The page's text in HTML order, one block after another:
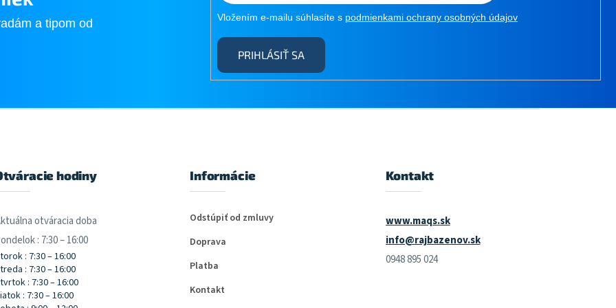
a tipom od
Vložením e-mailu súhlasíte s podmienkami ochrany osobných údajov
PRIHLÁSIŤ SA
hodiny
otváracia doba
: 7:30 – 16:00
: 7:30 – 16:00
: 7:30 – 16:00
: 7:30 – 16:00
: 7:30 – 16:00
Informácie
Odstúpiť od zmluvy
Doprava
Platba
Kontakt
Kontakt
www.maqs.sk
info@rajbazenov.sk
0948 895 024